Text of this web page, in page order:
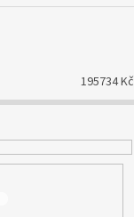
195734Kč